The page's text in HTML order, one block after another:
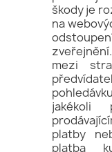
škody je
na
mezi
jakékoli
platby
platba